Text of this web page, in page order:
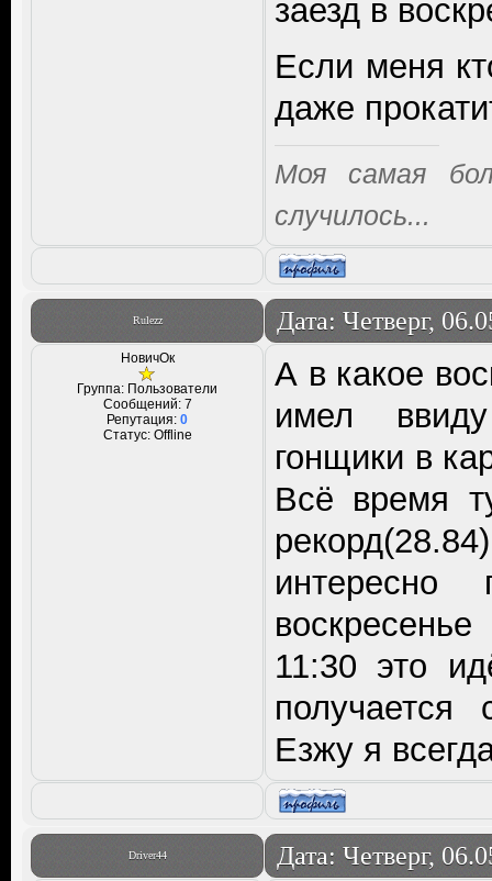
заезд в
Если меня
даже
Моя самая
случилось...
Rulezz Дата: Четверг,
НовичОк
Группа: Пользователи
Сообщений: 7
Репутация: 0
Статус: Offline
А в какое
имел
гонщики в
Всё время
11:30 это
Езжу я
Driver44 Дата: Четверг,